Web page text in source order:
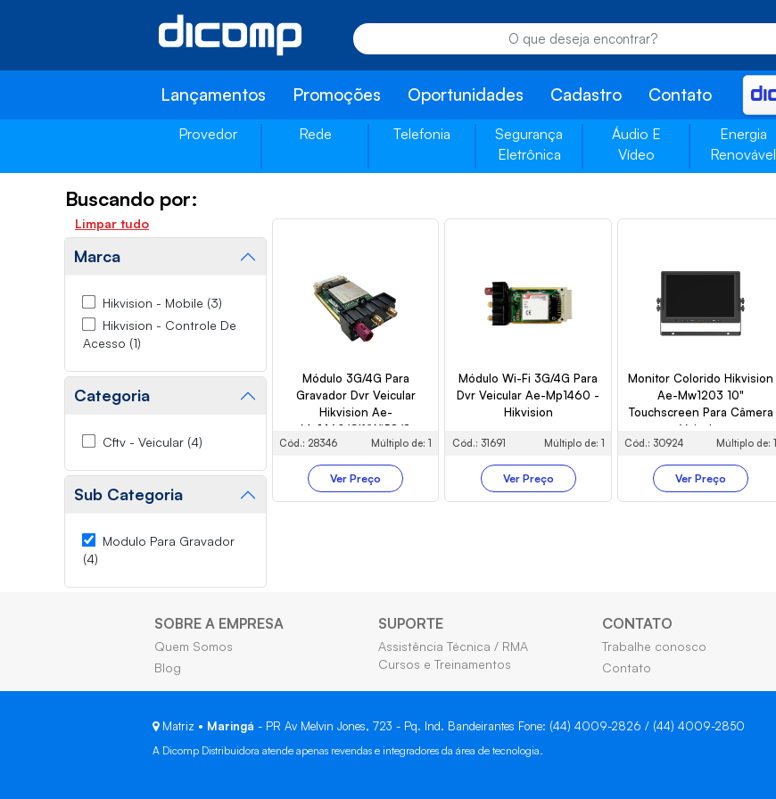
Lançamentos Promoções Oportunidades Cadastro Contato
Provedor Rede Telefonia
Segurança
Eletrônica
Áudio E
Vídeo
Energia
Renovável
Buscando por:
Limpar tudo
Marca
Hikvision - Mobile (3)
Hikvision - Controle De
Acesso (1)
Categoria
Cftv - Veicular (4)
Sub Categoria
Modulo Para Gravador
(4)
Módulo 3G/4G Para
Gravador Dvr Veicular
Hikvision Ae-
Mp1460/Glf/Wi58/S
Cód.: 28346 Múltiplo de: 1
Ver Preço
Módulo Wi-Fi 3G/4G Para
Dvr Veicular Ae-Mp1460 -
Hikvision
Cód.: 31691 Múltiplo de: 1
Ver Preço
Monitor Colorido Hikvision
Ae-Mw1203 10"
Touchscreen Para Câmera
Veicular
Cód.: 30924 Múltiplo de: 1
Ver Preço
SOBRE A EMPRESA
Quem Somos
Blog
SUPORTE
Assistência Técnica / RMA
Cursos e Treinamentos
CONTATO
Trabalhe conosco
Contato
Matriz • Maringá - PR Av Melvin Jones, 723 - Pq. Ind. Bandeirantes Fone: (44) 4009-2826 / (44) 4009-2850
A Dicomp Distribuidora atende apenas revendas e integradores da área de tecnologia.